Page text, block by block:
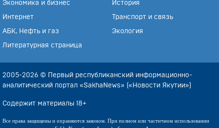
Экономика и бизнес История
Интернет Транспорт и связь
АБК, Нефть и газ Экология
Литературная страница
2005-2026 © Первый республиканский информационно-
аналитический портал «SakhaNews» («Новости Якутии»)
Содержит материалы 18+
Все права защищены и охраняются законом. При полном или частичном использовании